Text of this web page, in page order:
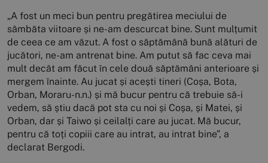
„A fost un meci bun pentru pregătirea meciului de
sâmbăta viitoare și ne-am descurcat bine. Sunt mulțumit
de ceea ce am văzut. A fost o săptămână bună alături de
jucători, ne-am antrenat bine. Am putut să fac ceva mai
mult decât am făcut în cele două săptămâni anterioare și
mergem înainte. Au jucat și acești tineri (Coșa, Bota,
Orban, Moraru-n.n.) și mă bucur pentru că trebuie să-i
vedem, să știu dacă pot sta cu noi și Coșa, și Matei, și
Orban, dar și Taiwo și ceilalți care au jucat. Mă bucur,
pentru că toți copiii care au intrat, au intrat bine”, a
declarat Bergodi.